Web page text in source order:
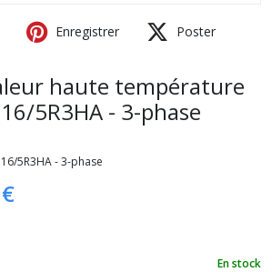
Enregistrer Poster
haute température
5R3HA - 3-phase
5R3HA - 3-phase
€
En stock